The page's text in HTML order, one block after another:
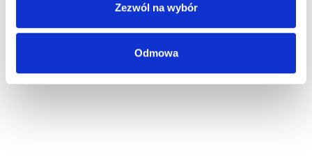
Zezwól na wybór
Odmowa